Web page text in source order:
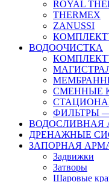
ROYAL
THERMEX
ZANUSSI
ВОДООЧИСТКА
СМЕННЫЕ
ФИЛЬТРЫ
ВОДОСЛИВНАЯ
ДРЕНАЖНЫЕ
ЗАПОРНАЯ
Задвижки
Затворы
Шаровые